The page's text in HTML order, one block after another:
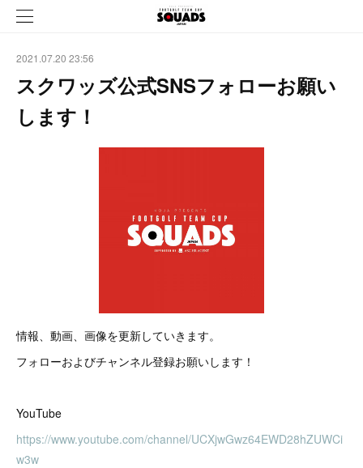
2021.07.20 23:56
スクワッズ公式SNSフォローお願い
します！
情報、動画、画像を更新していきます。
フォローおよびチャンネル登録お願いします！
YouTube
https://www.youtube.com/channel/UCXjwGwz64EWD28hZUWCi
w3w